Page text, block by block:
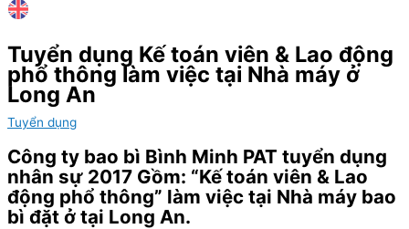
Tuyển dụng Kế toán viên & Lao động
phổ thông làm việc tại Nhà máy ở
Long An
Tuyển dụng
Công ty bao bì Bình Minh PAT tuyển dụng
nhân sự 2017 Gồm: “Kế toán viên & Lao
động phổ thông” làm việc tại Nhà máy bao
bì đặt ở tại Long An.